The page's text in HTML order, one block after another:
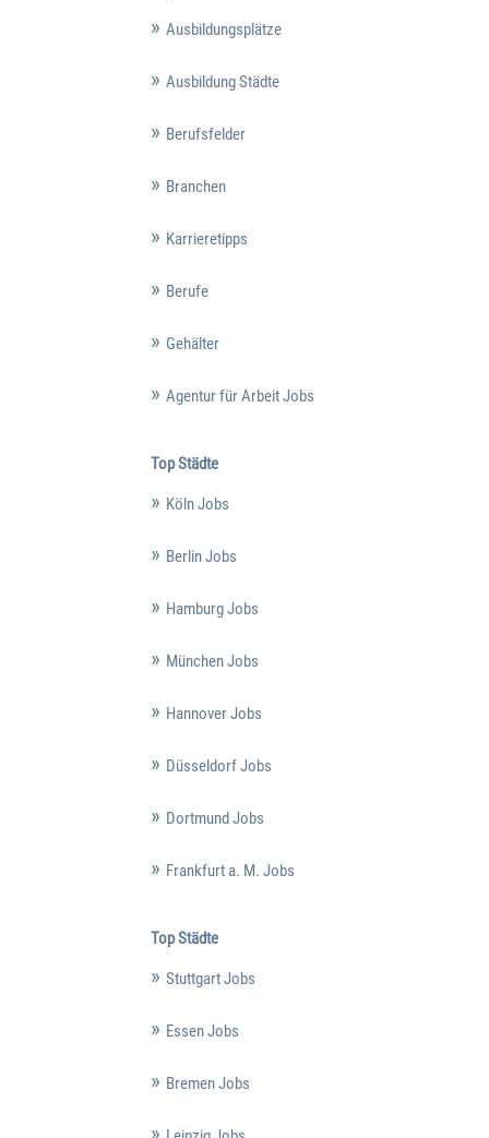
Ausbildungsplätze
Ausbildung Städte
Berufsfelder
Branchen
Karrieretipps
Berufe
Gehälter
Agentur für Arbeit Jobs
Top Städte
Köln Jobs
Berlin Jobs
Hamburg Jobs
München Jobs
Hannover Jobs
Düsseldorf Jobs
Dortmund Jobs
Frankfurt a. M. Jobs
Top Städte
Stuttgart Jobs
Essen Jobs
Bremen Jobs